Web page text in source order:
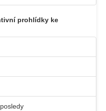
prohlídky ke